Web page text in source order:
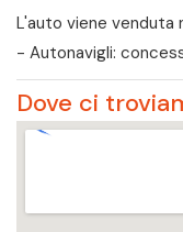
L'auto viene venduta
- Autonavigli:
Dove ci